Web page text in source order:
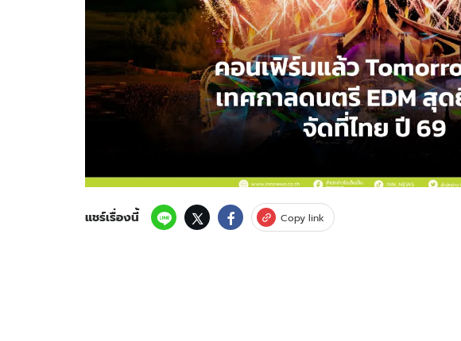
สงวนลิขสิทธิ์ © 2569 บริษัท อิมเมจ ฟิวเจอร์ (ประเทศไทย) จำกัด
แชร์เรื่องนี้ Copy link